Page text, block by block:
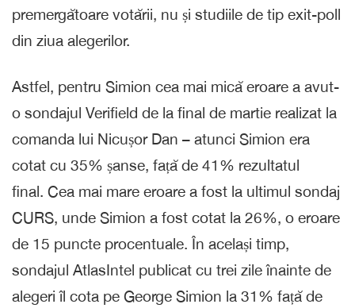
premergătoare votării, nu și studiile de tip exit-poll
din ziua alegerilor.
Astfel, pentru Simion cea mai mică eroare a avut-
o sondajul Verifield de la final de martie realizat la
comanda lui Nicușor Dan – atunci Simion era
cotat cu 35% șanse, față de 41% rezultatul
final. Cea mai mare eroare a fost la ultimul sondaj
CURS, unde Simion a fost cotat la 26%, o eroare
de 15 puncte procentuale. În același timp,
sondajul AtlasIntel publicat cu trei zile înainte de
alegeri îl cota pe George Simion la 31% față de